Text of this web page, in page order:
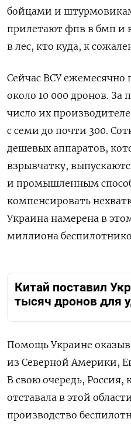
бойцами и
прилетают фпв в бмп и
в лес, кто куда, к
Сейчас ВСУ
около 10 000 дронов. За
число их
с семи до почти 300.
дешевых аппаратов,
взрывчатку,
и промышленным
компенсировать
Украина намерена в
миллиона
Китай поставил
тысяч дронов для
Помощь Украине
из Северной Америки,
В свою очередь, Россия,
отставала в этой
производство